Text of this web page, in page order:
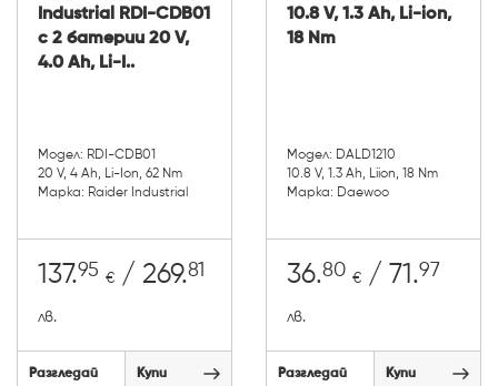
Industrial RDI-CDB01
с 2 батерии 20 V,
4.0 Ah, Li-I..
Модел: RDI-CDB01
20 V, 4 Ah, Li-Ion, 62 Nm
Марка: Raider Industrial
137.95 € / 269.81
лв.
Разгледай Купи
10.8 V, 1.3 Ah, Li-ion,
18 Nm
Модел: DALD1210
10.8 V, 1.3 Ah, Li­ion, 18 Nm
Марка: Daewoo
36.80 € / 71.97
лв.
Разгледай Купи